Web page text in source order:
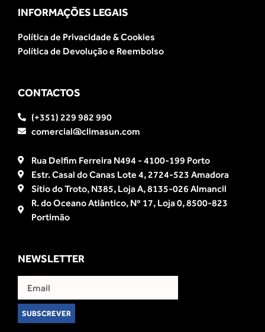
INFORMAÇÕES LEGAIS
Política de Privacidade & Cookies
Política de Devolução e Reembolso
CONTACTOS
(+351) 229 982 990
comercial@climasun.com
Rua Delfim Ferreira N494 - 4100-199 Porto
Estr. Casal do Canas Lote 4, 2724-523 Amadora
Sítio do Troto, N385, Loja A, 8135-026 Almancil
R. do Oceano Atlântico, Nº 17, Loja 0, 8500-823
Portimão
NEWSLETTER
SUBSCREVER